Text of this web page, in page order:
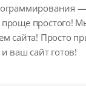
—
простого!
сайта! Просто
ваш сайт готов!